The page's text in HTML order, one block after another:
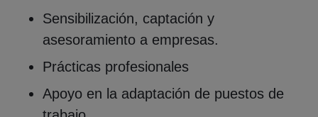
Sensibilización, captación y
asesoramiento a empresas.
Prácticas profesionales
Apoyo en la adaptación de puestos de